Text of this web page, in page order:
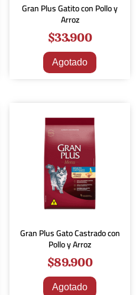
Gran Plus Gatito con Pollo y
Arroz
$33.900
Agotado
Gran Plus Gato Castrado con
Pollo y Arroz
$89.900
Agotado